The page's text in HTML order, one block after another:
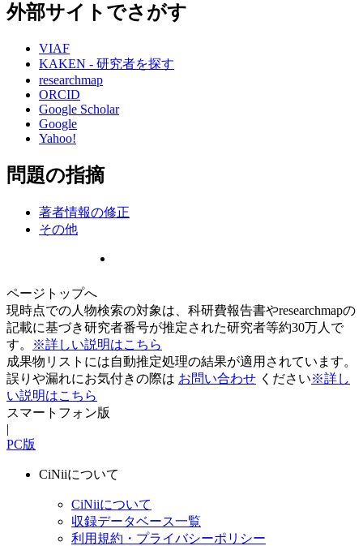
外部サイトでさがす
VIAF
KAKEN - 研究者を探す
researchmap
ORCID
Google Scholar
Google
Yahoo!
問題の指摘
著者情報の修正
その他
ページトップへ
現時点での人物検索の対象は、科研費報告書やresearchmapの
記載に基づき研究者番号が推定された研究者等約30万人で
す。
※詳しい説明はこちら
成果物リストには自動推定処理の結果が適用されています。
誤りや漏れにお気付きの際は お問い合わせ ください※詳し
い説明はこちら
スマートフォン版
|
PC版
CiNiiについて
CiNiiについて
収録データベース一覧
利用規約・プライバシーポリシー